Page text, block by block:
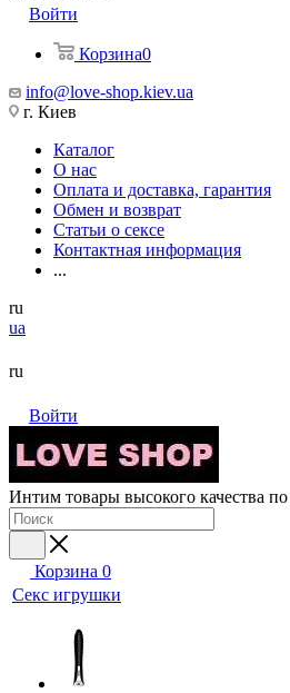
Войти
Корзина0
info@love-shop.kiev.ua
г. Киев
Каталог
О нас
Оплата и доставка, гарантия
Обмен и возврат
Статьи о сексе
Контактная информация
...
ru
ua
ru
Войти
Интим товары высокого качества
Корзина 0
Секс игрушки